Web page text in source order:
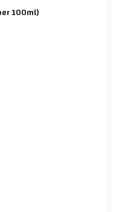
100ml)